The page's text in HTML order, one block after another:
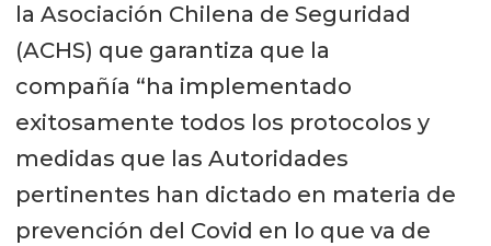
la Asociación Chilena de Seguridad
(ACHS) que garantiza que la
compañía “ha implementado
exitosamente todos los protocolos y
medidas que las Autoridades
pertinentes han dictado en materia de
prevención del Covid en lo que va de